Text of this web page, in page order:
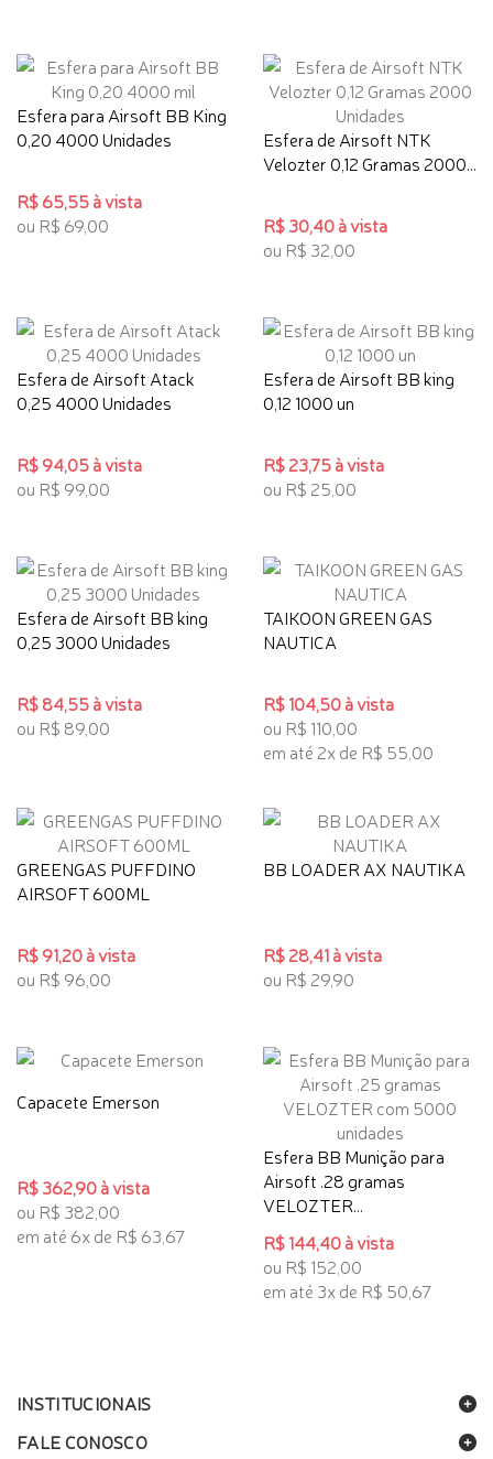
Esfera para Airsoft BB King
0,20 4000 Unidades
R$ 65,55 à vista
ou R$ 69,00
Esfera de Airsoft NTK
Velozter 0,12 Gramas 2000...
R$ 30,40 à vista
ou R$ 32,00
Esfera de Airsoft Atack
0,25 4000 Unidades
R$ 94,05 à vista
ou R$ 99,00
Esfera de Airsoft BB king
0,12 1000 un
R$ 23,75 à vista
ou R$ 25,00
Esfera de Airsoft BB king
0,25 3000 Unidades
R$ 84,55 à vista
ou R$ 89,00
TAIKOON GREEN GAS
NAUTICA
R$ 104,50 à vista
ou R$ 110,00
em até 2x de R$ 55,00
GREENGAS PUFFDINO
AIRSOFT 600ML
R$ 91,20 à vista
ou R$ 96,00
BB LOADER AX NAUTIKA
R$ 28,41 à vista
ou R$ 29,90
Capacete Emerson
R$ 362,90 à vista
ou R$ 382,00
em até 6x de R$ 63,67
Esfera BB Munição para
Airsoft .28 gramas
VELOZTER...
R$ 144,40 à vista
ou R$ 152,00
em até 3x de R$ 50,67
INSTITUCIONAIS
FALE CONOSCO